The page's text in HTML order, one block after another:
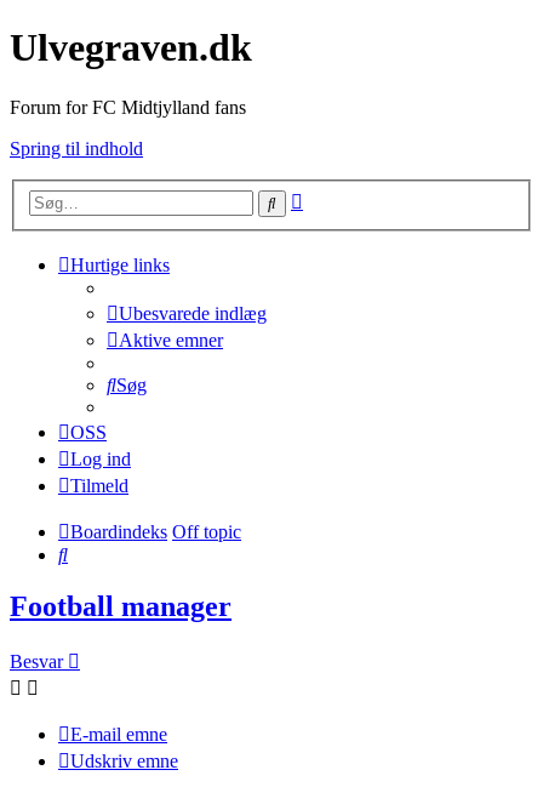
Ulvegraven.dk
Forum for FC Midtjylland fans
Spring til indhold
Søg
Hurtige links
Ubesvarede indlæg
Aktive emner
Søg
OSS
Log ind
Tilmeld
Boardindeks Off topic
Søg
Football manager
Besvar
E-mail emne
Udskriv emne